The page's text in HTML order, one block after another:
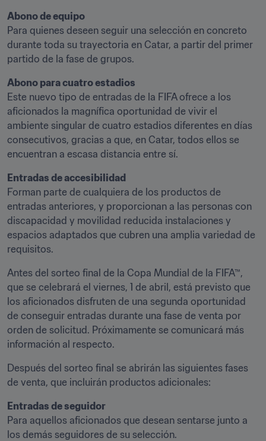
Abono de equipo
Para quienes deseen seguir una selección en concreto
durante toda su trayectoria en Catar, a partir del primer
partido de la fase de grupos.
Abono para cuatro estadios
Este nuevo tipo de entradas de la FIFA ofrece a los
aficionados la magnífica oportunidad de vivir el
ambiente singular de cuatro estadios diferentes en días
consecutivos, gracias a que, en Catar, todos ellos se
encuentran a escasa distancia entre sí.
Entradas de accesibilidad
Forman parte de cualquiera de los productos de
entradas anteriores, y proporcionan a las personas con
discapacidad y movilidad reducida instalaciones y
espacios adaptados que cubren una amplia variedad de
requisitos.
Antes del sorteo final de la Copa Mundial de la FIFA™,
que se celebrará el viernes, 1 de abril, está previsto que
los aficionados disfruten de una segunda oportunidad
de conseguir entradas durante una fase de venta por
orden de solicitud. Próximamente se comunicará más
información al respecto.
Después del sorteo final se abrirán las siguientes fases
de venta, que incluirán productos adicionales:
Entradas de seguidor
Para aquellos aficionados que desean sentarse junto a
los demás seguidores de su selección.